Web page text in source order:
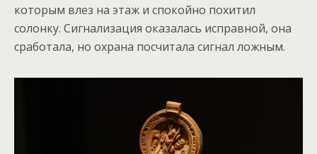
которым влез на этаж и спокойно похитил
солонку. Сигнализация оказалась исправной, она
сработала, но охрана посчитала сигнал ложным.